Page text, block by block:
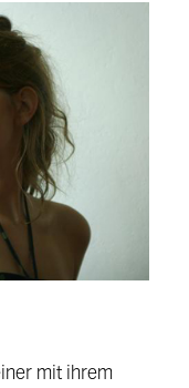
mit ihrem